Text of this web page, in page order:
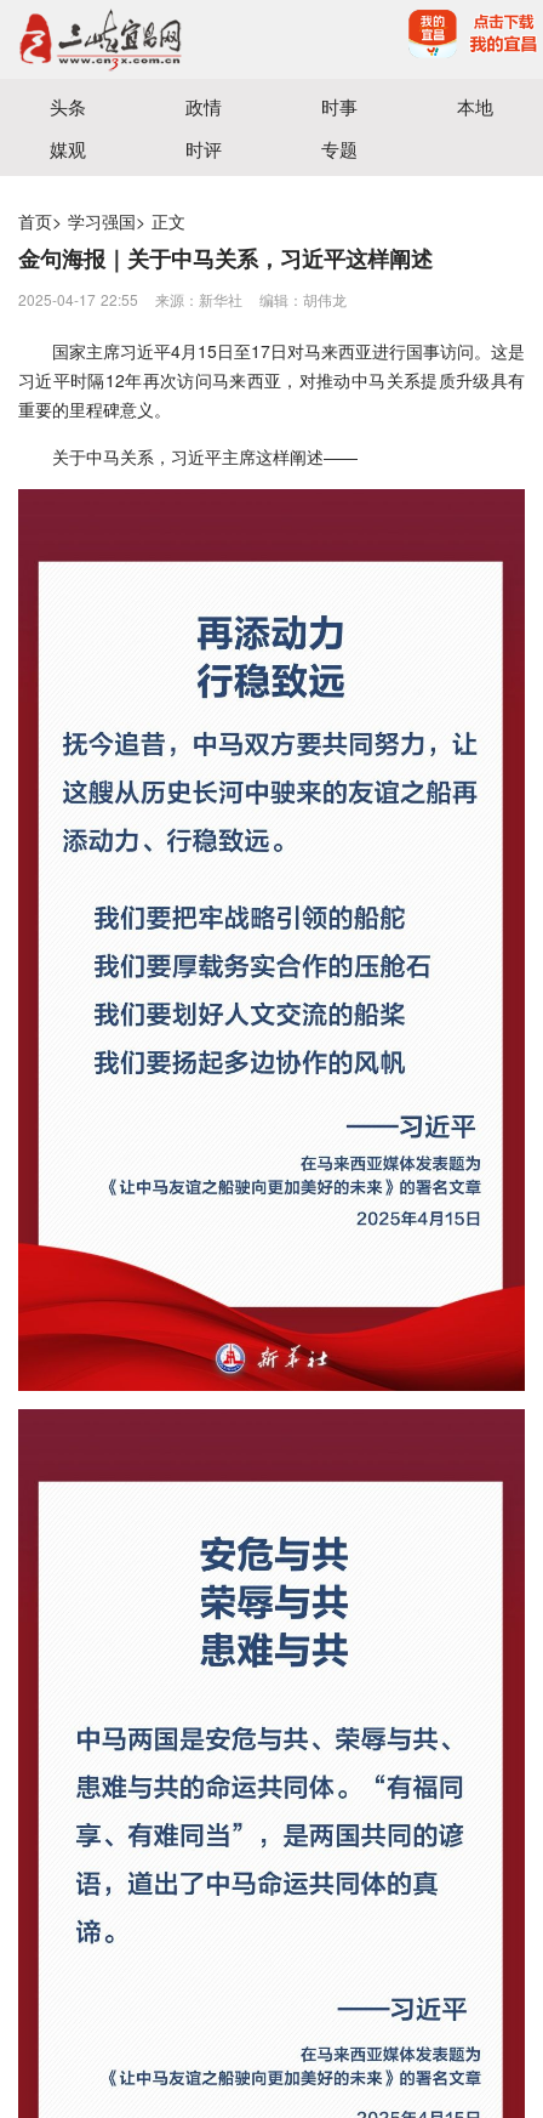
宜昌三峡融媒体中心主办
头条 政情 时事
本地
媒观
时评 专题
首页> 学习强国> 正文
金句海报｜关于中马关系，习近平这样阐述
2025-04-17 22:55 来源：​新华社 编辑：胡伟龙
国家主席习近平4月15日至17日对马来西亚进行国事访问。这是
习近平时隔12年再次访问马来西亚，对推动中马关系提质升级具有
重要的里程碑意义。
关于中马关系，习近平主席这样阐述——